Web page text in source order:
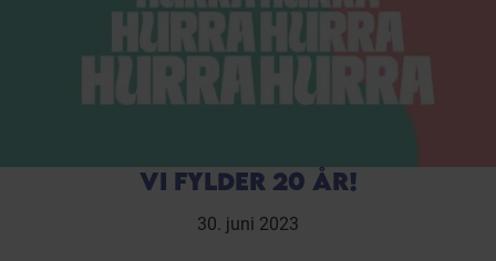
VI FYLDER 20 ÅR!
30. juni 2023